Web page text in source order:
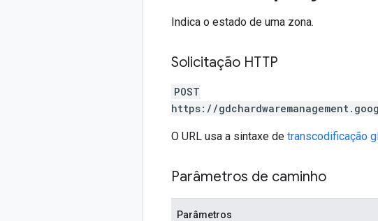
Indica o estado de uma zona.
Solicitação HTTP
POST
https://
O URL usa a sintaxe de transcodificação
Parâmetros de caminho
Parâmetros